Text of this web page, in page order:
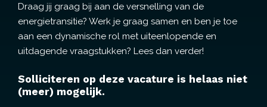
Draag jij graag bij aan de versnelling van de
energietransitie? Werk je graag samen en ben je toe
aan een dynamische rol met uiteenlopende en
uitdagende vraagstukken? Lees dan verder!
Solliciteren op deze vacature is helaas niet
(meer) mogelijk.